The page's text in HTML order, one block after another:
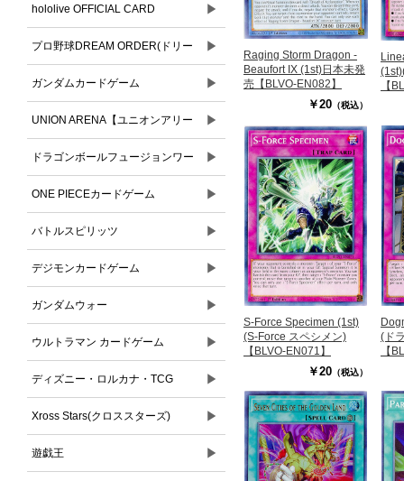
カードゲーム
hololive OFFICIAL CARD
GAME(ホロライブオフィシャルカ
ードゲーム)
▶
プロ野球DREAM ORDER(ドリー
ムオーダー)
▶
ガンダムカードゲーム ▶
UNION ARENA【ユニオンアリー
ナ】
▶
ドラゴンボールフュージョンワー
ルド
▶
ONE PIECEカードゲーム ▶
バトルスピリッツ ▶
デジモンカードゲーム ▶
ガンダムウォー ▶
ウルトラマン カードゲーム ▶
ディズニー・ロルカナ・TCG ▶
Xross Stars(クロススターズ) ▶
遊戯王 ▶
Raging Storm Dragon -
Beaufort IX (1st)日本未発
売【BLVO-EN082】
￥20 （税込）
【
S-Force Specimen (1st)
(S-Force スペシメン)
【BLVO-EN071】
￥20 （税込）
(ド
【